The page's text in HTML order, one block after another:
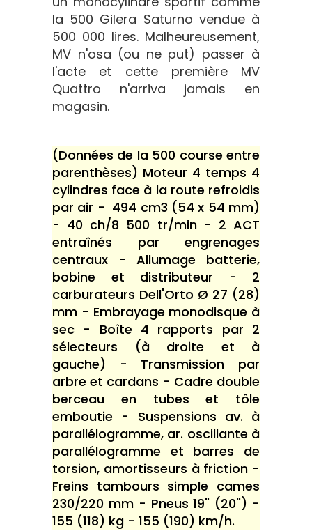
la 500 Gilera Saturno vendue à
500 000 lires. Malheureusement,
MV n'osa (ou ne put) passer à
l'acte et cette première MV
Quattro n'arriva jamais en
magasin.
(Données de la 500 course entre
parenthèses) Moteur 4 temps 4
cylindres face à la route refroidis
par air - 494 cm3 (54 x 54 mm)
- 40 ch/8 500 tr/min - 2 ACT
entraînés par engrenages
centraux - Allumage batterie,
bobine et distributeur - 2
carburateurs Dell'Orto Ø 27 (28)
mm - Embrayage monodisque à
sec - Boîte 4 rapports par 2
sélecteurs (à droite et à
gauche) - Transmission par
arbre et cardans - Cadre double
berceau en tubes et tôle
emboutie - Suspensions av. à
parallélogramme, ar. oscillante à
parallélogramme et barres de
torsion, amortisseurs à friction -
Freins tambours simple cames
230/220 mm - Pneus 19" (20") -
155 (118) kg - 155 (190) km/h.